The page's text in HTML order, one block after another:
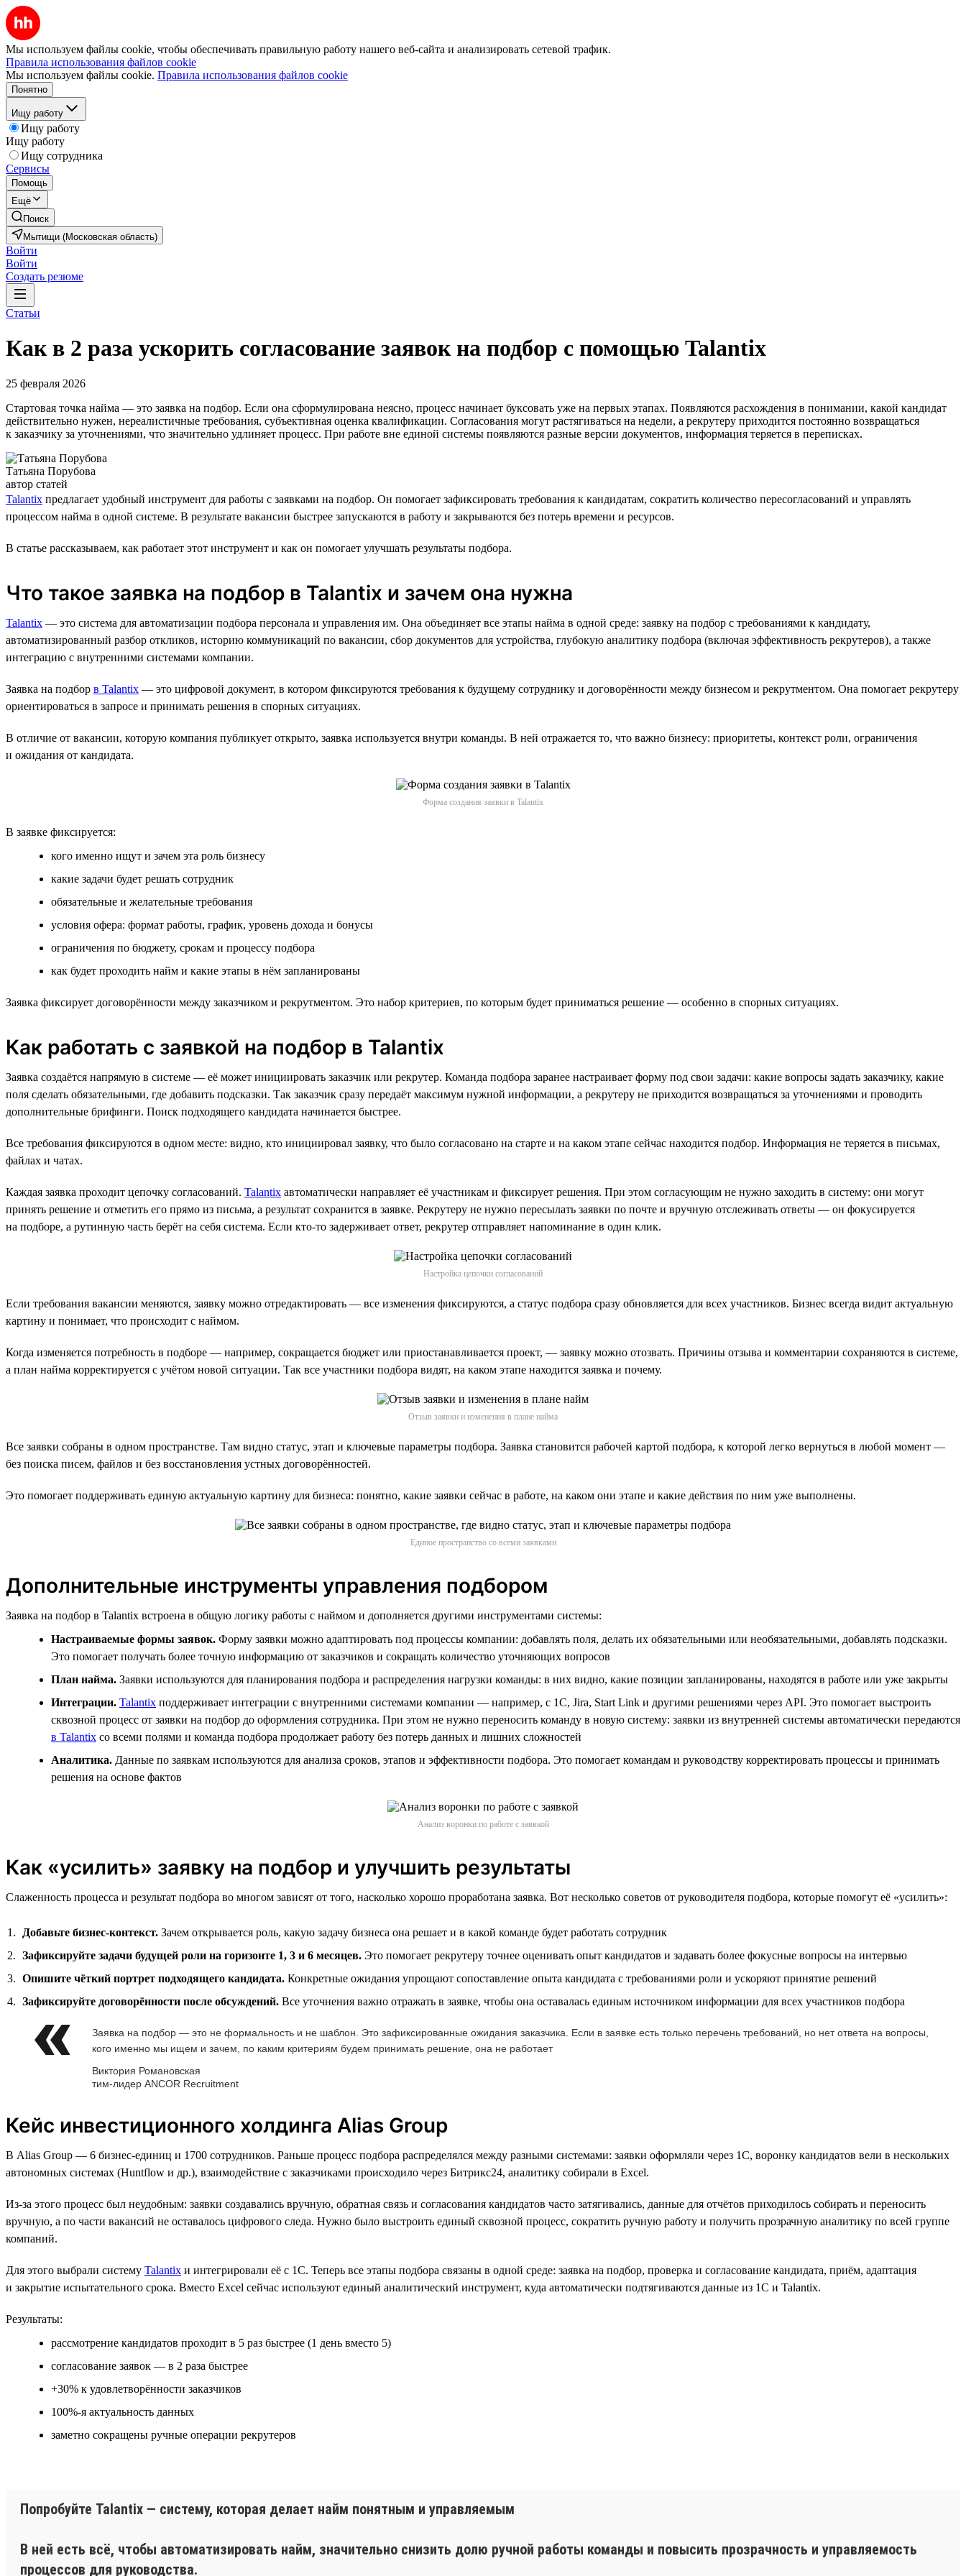
Мы используем файлы cookie, чтобы обеспечивать правильную работу нашего веб-сайта и анализировать сетевой трафик.
Правила использования файлов cookie
Мы используем файлы cookie. Правила использования файлов cookie
Понятно
Ищу работу
Ищу работу
Ищу работу
Ищу сотрудника
Сервисы
Помощь
Ещё
Поиск
Мытищи (Московская область)
Войти
Войти
Создать резюме
Статьи
Как в 2 раза ускорить согласование заявок на подбор с помощью Talantix
25 февраля 2026
Стартовая точка найма — это заявка на подбор. Если она сформулирована неясно, процесс начинает буксовать уже на первых этапах. Появляются расхождения в понимании, какой кандидат
действительно нужен, нереалистичные требования, субъективная оценка квалификации. Согласования могут растягиваться на недели, а рекрутеру приходится постоянно возвращаться
к заказчику за уточнениями, что значительно удлиняет процесс. При работе вне единой системы появляются разные версии документов, информация теряется в переписках.
Татьяна Порубова
автор статей
Talantix предлагает удобный инструмент для работы с заявками на подбор. Он помогает зафиксировать требования к кандидатам, сократить количество пересогласований и управлять
процессом найма в одной системе. В результате вакансии быстрее запускаются в работу и закрываются без потерь времени и ресурсов.
В статье рассказываем, как работает этот инструмент и как он помогает улучшать результаты подбора.
Что такое заявка на подбор в Talantix и зачем она нужна
Talantix — это система для автоматизации подбора персонала и управления им. Она объединяет все этапы найма в одной среде: заявку на подбор с требованиями к кандидату,
автоматизированный разбор откликов, историю коммуникаций по вакансии, сбор документов для устройства, глубокую аналитику подбора (включая эффективность рекрутеров), а также
интеграцию с внутренними системами компании.
Заявка на подбор в Talantix — это цифровой документ, в котором фиксируются требования к будущему сотруднику и договорённости между бизнесом и рекрутментом. Она помогает рекрутеру
ориентироваться в запросе и принимать решения в спорных ситуациях.
В отличие от вакансии, которую компания публикует открыто, заявка используется внутри команды. В ней отражается то, что важно бизнесу: приоритеты, контекст роли, ограничения
и ожидания от кандидата.
Форма создания заявки в Talantix
В заявке фиксируется:
кого именно ищут и зачем эта роль бизнесу
какие задачи будет решать сотрудник
обязательные и желательные требования
условия офера: формат работы, график, уровень дохода и бонусы
ограничения по бюджету, срокам и процессу подбора
как будет проходить найм и какие этапы в нём запланированы
Заявка фиксирует договорённости между заказчиком и рекрутментом. Это набор критериев, по которым будет приниматься решение — особенно в спорных ситуациях.
Как работать с заявкой на подбор в Talantix
Заявка создаётся напрямую в системе — её может инициировать заказчик или рекрутер. Команда подбора заранее настраивает форму под свои задачи: какие вопросы задать заказчику, какие
поля сделать обязательными, где добавить подсказки. Так заказчик сразу передаёт максимум нужной информации, а рекрутеру не приходится возвращаться за уточнениями и проводить
дополнительные брифинги. Поиск подходящего кандидата начинается быстрее.
Все требования фиксируются в одном месте: видно, кто инициировал заявку, что было согласовано на старте и на каком этапе сейчас находится подбор. Информация не теряется в письмах,
файлах и чатах.
Каждая заявка проходит цепочку согласований. Talantix автоматически направляет её участникам и фиксирует решения. При этом согласующим не нужно заходить в систему: они могут
принять решение и отметить его прямо из письма, а результат сохранится в заявке. Рекрутеру не нужно пересылать заявки по почте и вручную отслеживать ответы — он фокусируется
на подборе, а рутинную часть берёт на себя система. Если кто-то задерживает ответ, рекрутер отправляет напоминание в один клик.
Настройка цепочки согласований
Если требования вакансии меняются, заявку можно отредактировать — все изменения фиксируются, а статус подбора сразу обновляется для всех участников. Бизнес всегда видит актуальную
картину и понимает, что происходит с наймом.
Когда изменяется потребность в подборе — например, сокращается бюджет или приостанавливается проект, — заявку можно отозвать. Причины отзыва и комментарии сохраняются в системе,
а план найма корректируется с учётом новой ситуации. Так все участники подбора видят, на каком этапе находится заявка и почему.
Отзыв заявки и изменения в плане найма
Все заявки собраны в одном пространстве. Там видно статус, этап и ключевые параметры подбора. Заявка становится рабочей картой подбора, к которой легко вернуться в любой момент —
без поиска писем, файлов и без восстановления устных договорённостей.
Это помогает поддерживать единую актуальную картину для бизнеса: понятно, какие заявки сейчас в работе, на каком они этапе и какие действия по ним уже выполнены.
Единое пространство со всеми заявками
Дополнительные инструменты управления подбором
Заявка на подбор в Talantix встроена в общую логику работы с наймом и дополняется другими инструментами системы:
Настраиваемые формы заявок. Форму заявки можно адаптировать под процессы компании: добавлять поля, делать их обязательными или необязательными, добавлять подсказки.
Это помогает получать более точную информацию от заказчиков и сокращать количество уточняющих вопросов
План найма. Заявки используются для планирования подбора и распределения нагрузки команды: в них видно, какие позиции запланированы, находятся в работе или уже закрыты
Интеграции. Talantix поддерживает интеграции с внутренними системами компании — например, с 1С, Jira, Start Link и другими решениями через API. Это помогает выстроить
сквозной процесс от заявки на подбор до оформления сотрудника. При этом не нужно переносить команду в новую систему: заявки из внутренней системы автоматически передаются
в Talantix со всеми полями и команда подбора продолжает работу без потерь данных и лишних сложностей
Аналитика. Данные по заявкам используются для анализа сроков, этапов и эффективности подбора. Это помогает командам и руководству корректировать процессы и принимать
решения на основе фактов
Анализ воронки по работе с заявкой
Как «усилить» заявку на подбор и улучшить результаты
Слаженность процесса и результат подбора во многом зависят от того, насколько хорошо проработана заявка. Вот несколько советов от руководителя подбора, которые помогут её «усилить»:
Добавьте бизнес-контекст. Зачем открывается роль, какую задачу бизнеса она решает и в какой команде будет работать сотрудник
Зафиксируйте задачи будущей роли на горизонте 1, 3 и 6 месяцев. Это помогает рекрутеру точнее оценивать опыт кандидатов и задавать более фокусные вопросы на интервью
Опишите чёткий портрет подходящего кандидата. Конкретные ожидания упрощают сопоставление опыта кандидата с требованиями роли и ускоряют принятие решений
Зафиксируйте договорённости после обсуждений. Все уточнения важно отражать в заявке, чтобы она оставалась единым источником информации для всех участников подбора
Заявка на подбор — это не формальность и не шаблон. Это зафиксированные ожидания заказчика. Если в заявке есть только перечень требований, но нет ответа на вопросы,
кого именно мы ищем и зачем, по каким критериям будем принимать решение, она не работает
Виктория Романовская
тим-лидер ANCOR Recruitment
Кейс инвестиционного холдинга Alias Group
В Alias Group — 6 бизнес-единиц и 1700 сотрудников. Раньше процесс подбора распределялся между разными системами: заявки оформляли через 1С, воронку кандидатов вели в нескольких
автономных системах (Huntflow и др.), взаимодействие с заказчиками происходило через Битрикс24, аналитику собирали в Excel.
Из-за этого процесс был неудобным: заявки создавались вручную, обратная связь и согласования кандидатов часто затягивались, данные для отчётов приходилось собирать и переносить
вручную, а по части вакансий не оставалось цифрового следа. Нужно было выстроить единый сквозной процесс, сократить ручную работу и получить прозрачную аналитику по всей группе
компаний.
Для этого выбрали систему Talantix и интегрировали её с 1С. Теперь все этапы подбора связаны в одной среде: заявка на подбор, проверка и согласование кандидата, приём, адаптация
и закрытие испытательного срока. Вместо Excel сейчас используют единый аналитический инструмент, куда автоматически подтягиваются данные из 1С и Talantix.
Результаты:
рассмотрение кандидатов проходит в 5 раз быстрее (1 день вместо 5)
согласование заявок — в 2 раза быстрее
+30% к удовлетворённости заказчиков
100%-я актуальность данных
заметно сокращены ручные операции рекрутеров
Попробуйте Talantix — систему, которая делает найм понятным и управляемым
В ней есть всё, чтобы автоматизировать найм, значительно снизить долю ручной работы команды и повысить прозрачность и управляемость
процессов для руководства.